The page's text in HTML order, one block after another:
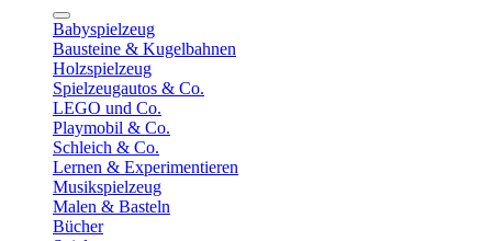
Babyspielzeug
Bausteine & Kugelbahnen
Holzspielzeug
Spielzeugautos & Co.
LEGO und Co.
Playmobil & Co.
Schleich & Co.
Lernen & Experimentieren
Musikspielzeug
Malen & Basteln
Bücher